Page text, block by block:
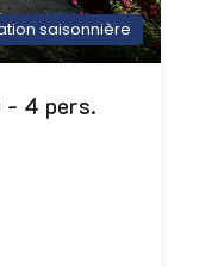
saisonnière
- 4 pers.